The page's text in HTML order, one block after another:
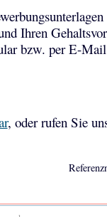
Ihren
bzw. per E-
, oder rufen Sie